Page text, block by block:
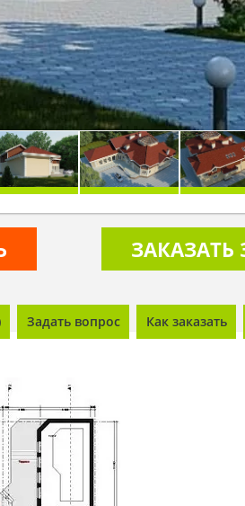
Задать вопрос Как заказать